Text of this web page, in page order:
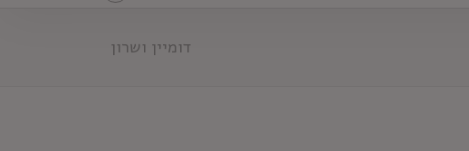
דומיין ושרון